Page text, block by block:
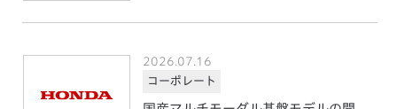
2026.07.16
コーポレート